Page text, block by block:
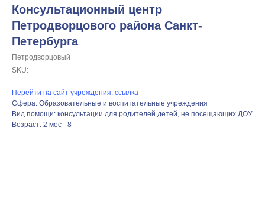
Консультационный центр
Петродворцового района Санкт-
Петербурга
Петродворцовый
SKU:
Перейти на сайт учреждения: ссылка
Сфера: Образовательные и воспитательные учреждения
Вид помощи: консультации для родителей детей, не посещающих ДОУ
Возраст: 2 мес - 8